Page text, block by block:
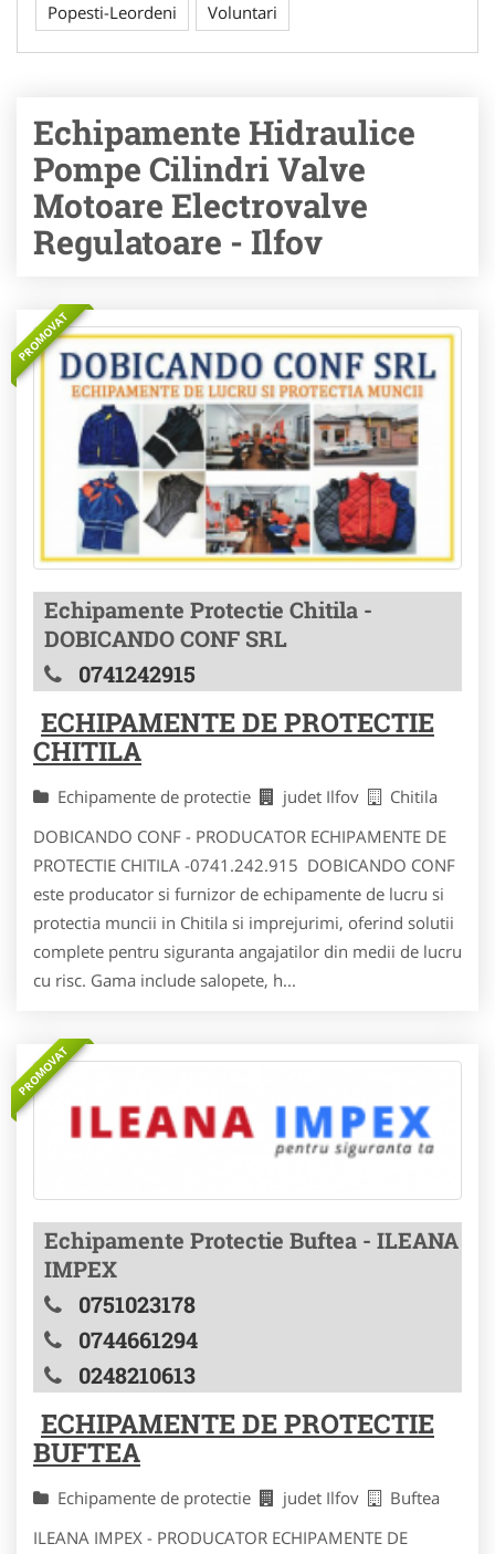
Popesti-Leordeni Voluntari
Echipamente Hidraulice
Pompe Cilindri Valve
Motoare Electrovalve
Regulatoare - Ilfov
PROMOVAT
Echipamente Protectie Chitila -
DOBICANDO CONF SRL
0741242915
ECHIPAMENTE DE PROTECTIE
CHITILA
Echipamente de protectie judet Ilfov
Chitila
DOBICANDO CONF - PRODUCATOR ECHIPAMENTE DE
PROTECTIE CHITILA -0741.242.915 DOBICANDO CONF
este producator si furnizor de echipamente de lucru si
protectia muncii in Chitila si imprejurimi, oferind solutii
complete pentru siguranta angajatilor din medii de lucru
cu risc. Gama include salopete, h...
PROMOVAT
Echipamente Protectie Buftea - ILEANA
IMPEX
0751023178
0744661294
0248210613
ECHIPAMENTE DE PROTECTIE
BUFTEA
Echipamente de protectie judet Ilfov
Buftea
ILEANA IMPEX - PRODUCATOR ECHIPAMENTE DE